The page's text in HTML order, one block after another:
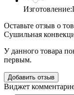
Изготовление:
Оставьте отзыв о
Сушильная
У данного товара
первым.
Добавить отзыв
Виджет